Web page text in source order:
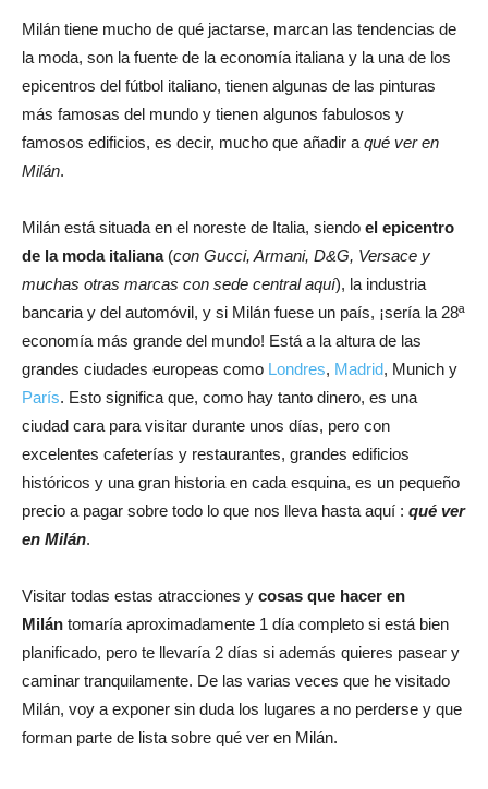
Milán tiene mucho de qué jactarse, marcan las tendencias de
la moda, son la fuente de la economía italiana y la una de los
epicentros del fútbol italiano, tienen algunas de las pinturas
más famosas del mundo y tienen algunos fabulosos y
famosos edificios, es decir, mucho que añadir a qué ver en
Milán.
Milán está situada en el noreste de Italia, siendo el epicentro
de la moda italiana(con Gucci, Armani, D&G, Versace y
muchas otras marcas con sede central aquí), la industria
bancaria y del automóvil, y si Milán fuese un país, ¡sería la 28ª
economía más grande del mundo! Está a la altura de las
grandes ciudades europeas como Londres, Madrid, Munich y
París. Esto significa que, como hay tanto dinero, es una
ciudad cara para visitar durante unos días, pero con
excelentes cafeterías y restaurantes, grandes edificios
históricos y una gran historia en cada esquina, es un pequeño
precio a pagar sobre todo lo que nos lleva hasta aquí : qué ver
en Milán.
Visitar todas estas atracciones y cosas que hacer en
Milán tomaría aproximadamente 1 día completo si está bien
planificado, pero te llevaría 2 días si además quieres pasear y
caminar tranquilamente. De las varias veces que he visitado
Milán, voy a exponer sin duda los lugares a no perderse y que
forman parte de lista sobre qué ver en Milán.